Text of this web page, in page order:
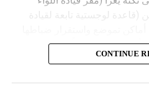
جين (قاعدة لوجستية تابعة لقيادة
وأوقعت فيهم عدداً من القتلى
CONTINUE